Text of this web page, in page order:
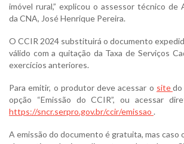
imóvel rural,” explicou o assessor técnico de
da CNA, José Henrique Pereira.
O CCIR 2024 substituirá o documento
válido com a quitação da Taxa de Serviços
exercícios anteriores.
Para emitir, o produtor deve acessar o sitedo
opção “Emissão do CCIR”, ou acessar
https://sncr.serpro.gov.br/ccir/emissao .
A emissão do documento é gratuita, mas caso